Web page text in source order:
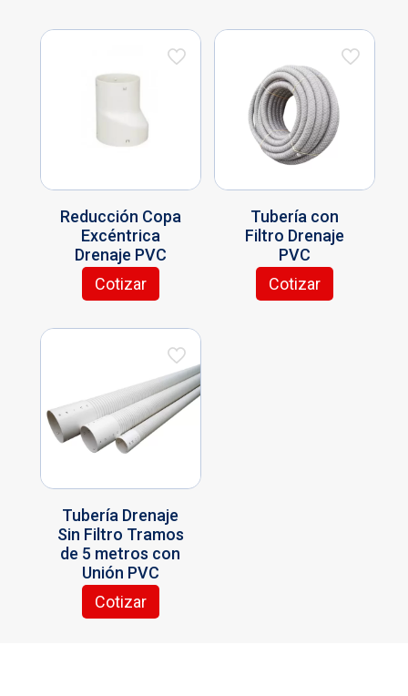
Reducción Copa
Excéntrica
Drenaje PVC
Cotizar
Tubería con
Filtro Drenaje
PVC
Cotizar
Este
Tubería Drenaje
Sin Filtro Tramos
de 5 metros con
Unión PVC
Cotizar
Este